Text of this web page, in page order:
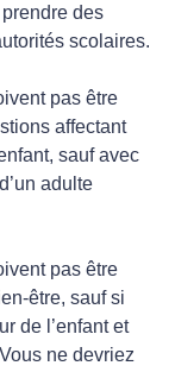
des
scolaires.
pas être
affectant
sauf avec
adulte
pas être
être, sauf si
de l’enfant et
ne devriez